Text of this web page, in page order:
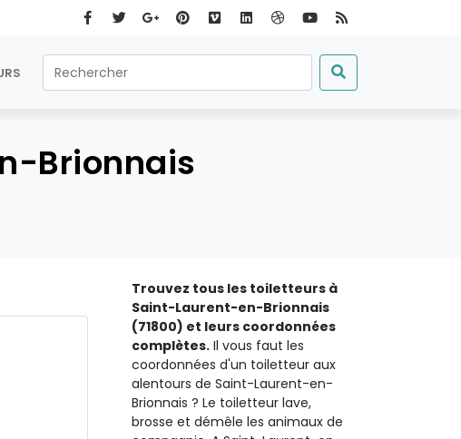
Brionnais
Trouvez tous les toiletteurs à
Saint-Laurent-en-Brionnais
(71800) et leurs coordonnées
complètes. Il vous faut les
coordonnées d'un toiletteur aux
alentours de Saint-Laurent-en-
Brionnais ? Le toiletteur lave,
brosse et démêle les animaux de